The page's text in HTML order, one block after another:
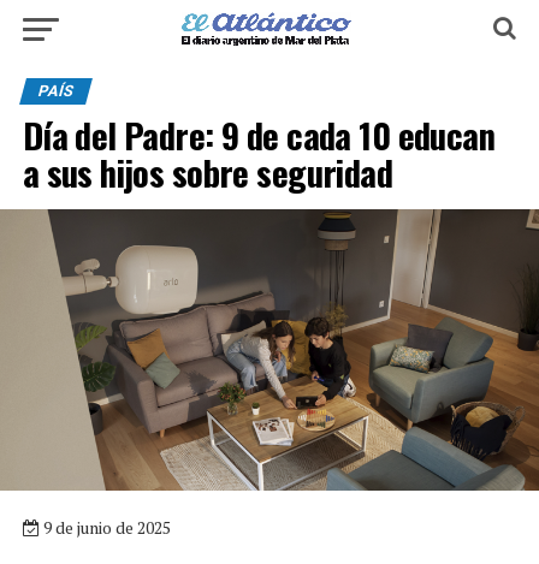
PAÍS
Día del Padre: 9 de cada 10 educan
a sus hijos sobre seguridad
9 de junio de 2025